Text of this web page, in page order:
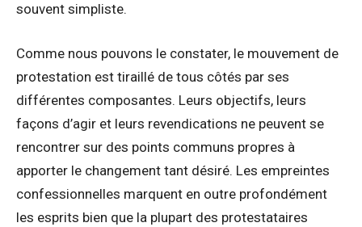
souvent simpliste.
Comme nous pouvons le constater, le mouvement de
protestation est tiraillé de tous côtés par ses
différentes composantes. Leurs objectifs, leurs
façons d’agir et leurs revendications ne peuvent se
rencontrer sur des points communs propres à
apporter le changement tant désiré. Les empreintes
confessionnelles marquent en outre profondément
les esprits bien que la plupart des protestataires